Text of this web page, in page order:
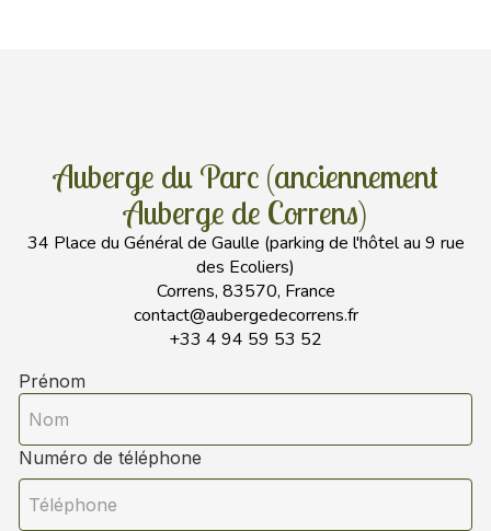
Auberge du Parc (anciennement
Auberge de Correns)
34 Place du Général de Gaulle (parking de l'hôtel au 9 rue
des Ecoliers)
Correns, 83570, France
contact@aubergedecorrens.fr
+33 4 94 59 53 52
Prénom
Numéro de téléphone